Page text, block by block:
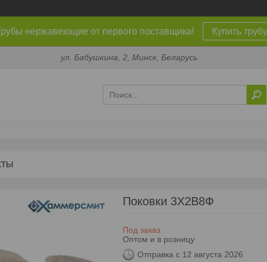
нержавеющие от первого поставщика! Купить трубу
ул. Бабушкина, 2, Минск, Беларусь
Поковки 3Х2В8Ф
Под заказ
Оптом и в розницу
Отправка с 12 августа 2026